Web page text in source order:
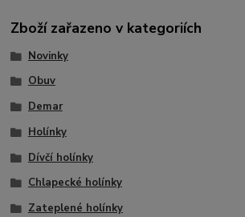
Zboží zařazeno v kategoriích
Novinky
Obuv
Demar
Holínky
Dívčí holínky
Chlapecké holínky
Zateplené holínky